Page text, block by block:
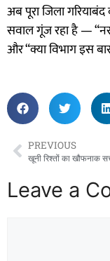
अब पूरा जिला
सवाल गूंज रहा है —
और “क्या विभाग इस
PREVIOUS
Leave a